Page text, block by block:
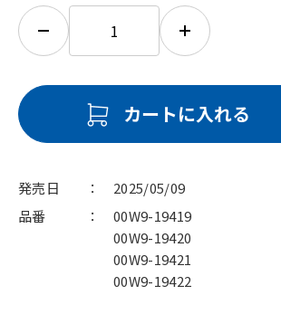
カートに入れる
発売日
2025/05/09
品番
00W9-19419
00W9-19420
00W9-19421
00W9-19422